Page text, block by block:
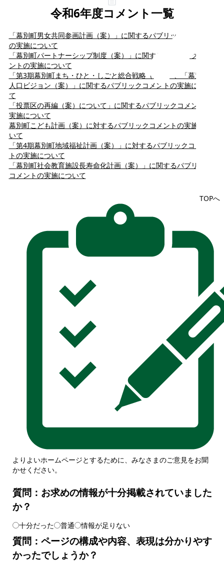
TOPへ
令和6年度コメント一覧
「幕別町男女共同参画計画（案）」に関するパブリックコメント
の実施について
「幕別町パートナーシップ制度（案）」に関するパブリックコメ
ントの実施について
「第3期幕別町まち・ひと・しごと総合戦略（案）」、「幕別町
人口ビジョン（案）」に関するパブリックコメントの実施につい
て
「投票区の再編（案）について」に関するパブリックコメントの
実施について
幕別町こども計画（案）に対するパブリックコメントの実施につ
いて
「第4期幕別町地域福祉計画（案）」に対するパブリックコメン
トの実施について
「幕別町社会教育施設長寿命化計画（案）」に関するパブリック
コメントの実施について
よりよいホームページとするために、みなさまのご意見をお聞
かせください。
質問：お求めの情報が十分掲載されていました
か？
十分だった 普通 情報が足りない
質問：ページの構成や内容、表現は分かりやす
かったでしょうか？